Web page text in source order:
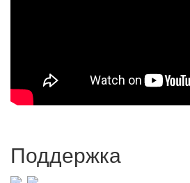
Поддержка